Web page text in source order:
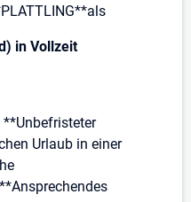
in Vollzeit
Urlaub in einer